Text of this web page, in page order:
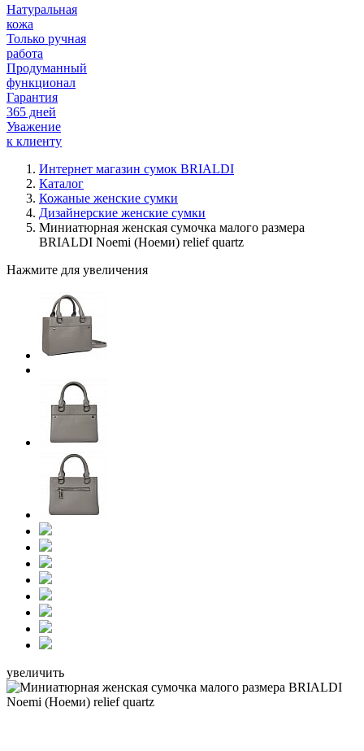
Натуральная
кожа
Только ручная
работа
Продуманный
функционал
Гарантия
365 дней
Уважение
к клиенту
Интернет магазин сумок BRIALDI
Каталог
Кожаные женские сумки
Дизайнерские женские сумки
Миниатюрная женская сумочка малого размера
BRIALDI Noemi (Ноеми) relief quartz
Нажмите для увеличения
увеличить